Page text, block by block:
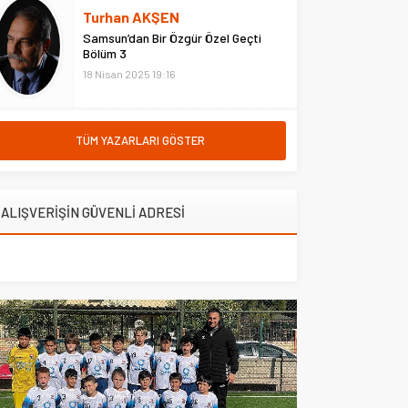
Adliyesi’nde çıkan yangına
müdahale eden Çarşı ve
Mahalle...
Turhan AKŞEN
Samsun’dan Bir Özgür Özel Geçti
Bölüm 3
18 Nisan 2025 19:16
TÜM YAZARLARI GÖSTER
ALIŞVERİŞİN GÜVENLİ ADRESİ